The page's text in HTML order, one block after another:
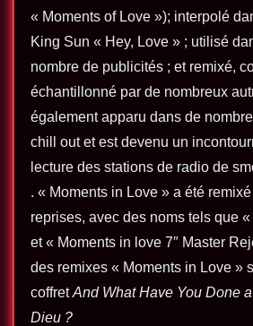
« Moments of Love »); interpolé
King Sun « Hey, Love » ; utilisé
nombre de publicités ; et remixé,
échantillonné par de nombreux
également apparu dans de
chill out et est devenu un
lecture des stations de radio de
. « Moments in Love » a été
reprises, avec des noms tels que
et « Moments in love 7″ Master
des remixes « Moments in Love »
coffretAnd What Have You Done
Dieu ?